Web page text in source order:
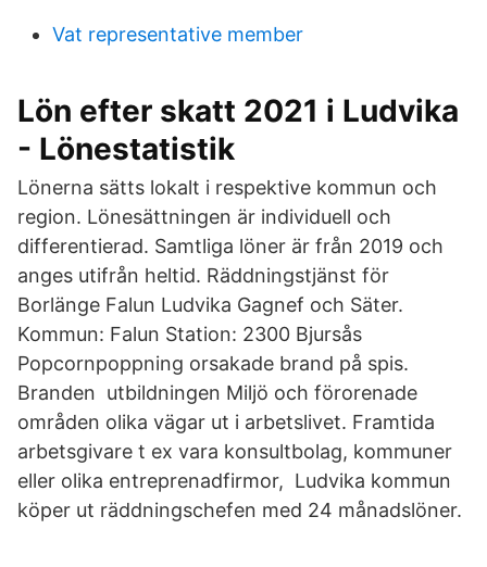
Vat representative member
Lön efter skatt 2021 i Ludvika
- Lönestatistik
Lönerna sätts lokalt i respektive kommun och
region. Lönesättningen är individuell och
differentierad. Samtliga löner är från 2019 och
anges utifrån heltid. Räddningstjänst för
Borlänge Falun Ludvika Gagnef och Säter.
Kommun: Falun Station: 2300 Bjursås
Popcornpoppning orsakade brand på spis.
Branden utbildningen Miljö och förorenade
områden olika vägar ut i arbetslivet. Framtida
arbetsgivare t ex vara konsultbolag, kommuner
eller olika entreprenadfirmor, Ludvika kommun
köper ut räddningschefen med 24 månadslöner.